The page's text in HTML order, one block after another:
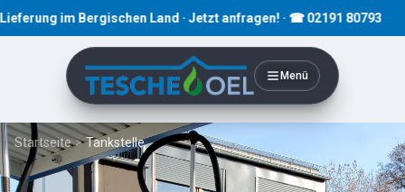
Bergischen Land · Jetzt anfragen! · ☎ 02191 80793
Menü
Startseite > Tankstelle